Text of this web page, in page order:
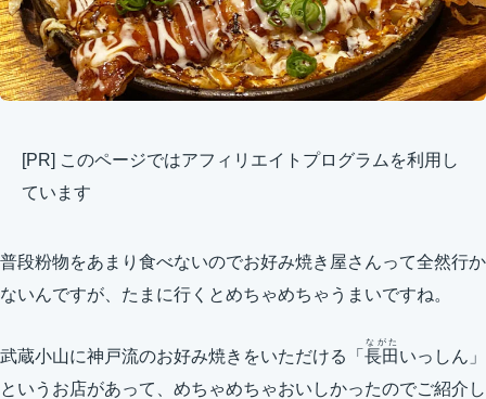
[PR] このページではアフィリエイトプログラムを利用し
ています
普段粉物をあまり食べないのでお好み焼き屋さんって全然行か
ないんですが、たまに行くとめちゃめちゃうまいですね。
武蔵小山に神戸流のお好み焼きをいただける「 長田
ながた
いっしん」
というお店があって、めちゃめちゃおいしかったのでご紹介し